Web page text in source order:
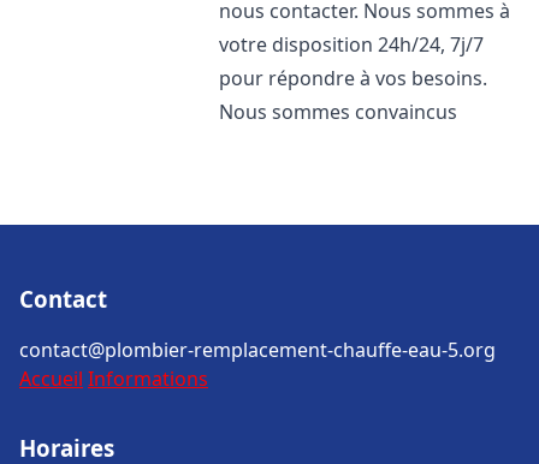
nous contacter. Nous sommes à
votre disposition 24h/24, 7j/7
pour répondre à vos besoins.
Nous sommes convaincus
Contact
contact@plombier-remplacement-chauffe-eau-5.org
Accueil Informations
Horaires